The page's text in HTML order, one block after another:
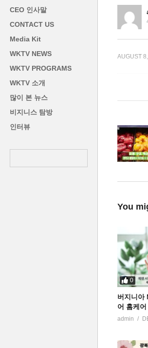
2021 코러스 축제
CEO 인사말
CONTACT US
Media Kit
WKTV NEWS
WKTV PROGRAMS
WKTV 소개
많이 본 뉴스
비지니스 탐방
인터뷰
AUGUST
You
0
버지니아
어 홈케어
admin